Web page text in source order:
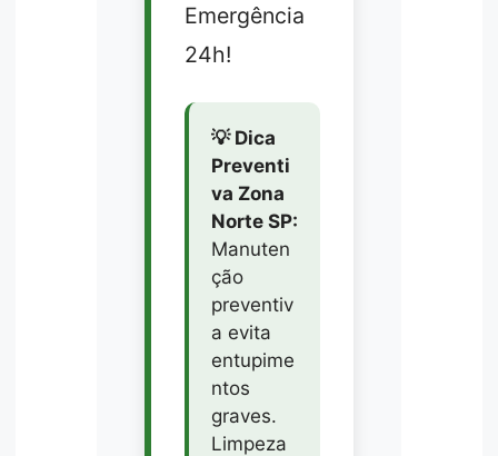
Emergência
24h!
💡 Dica
Preventi
va Zona
Norte SP:
Manuten
ção
preventiv
a evita
entupime
ntos
graves.
Limpeza